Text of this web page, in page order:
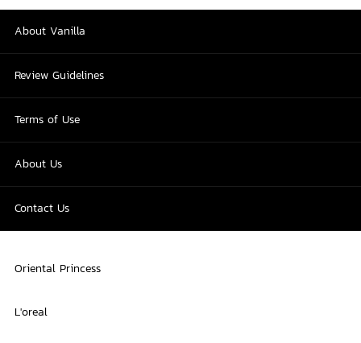
About Vanilla
Review Guidelines
Terms of Use
About Us
Contact Us
Oriental Princess
L'oreal